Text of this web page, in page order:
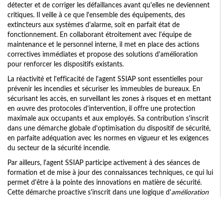
détecter et de corriger les défaillances avant qu'elles ne deviennent
critiques. Il veille à ce que l'ensemble des équipements, des
extincteurs aux systèmes d'alarme, soit en parfait état de
fonctionnement. En collaborant étroitement avec l'équipe de
maintenance et le personnel interne, il met en place des actions
correctives immédiates et propose des solutions d'amélioration
pour renforcer les dispositifs existants.
La réactivité et l'efficacité de l'agent SSIAP sont essentielles pour
prévenir les incendies et sécuriser les immeubles de bureaux. En
sécurisant les accès, en surveillant les zones à risques et en mettant
en œuvre des protocoles d'intervention, il offre une protection
maximale aux occupants et aux employés. Sa contribution s'inscrit
dans une démarche globale d'optimisation du dispositif de sécurité,
en parfaite adéquation avec les normes en vigueur et les exigences
du secteur de la sécurité incendie.
Par ailleurs, l'agent SSIAP participe activement à des séances de
formation et de mise à jour des connaissances techniques, ce qui lui
permet d'être à la pointe des innovations en matière de sécurité.
Cette démarche proactive s'inscrit dans une logique d'amélioration